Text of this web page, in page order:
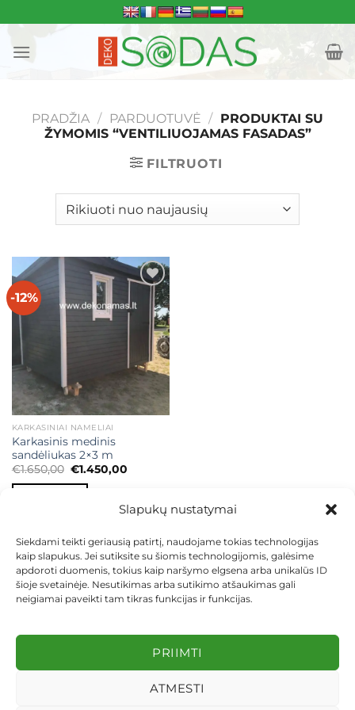
Slapukų nustatymai
Siekdami teikti geriausią patirtį, naudojame tokias technologijas
kaip slapukus. Jei sutiksite su šiomis technologijomis, galėsime
apdoroti duomenis, tokius kaip naršymo elgsena arba unikalūs ID
šioje svetainėje. Nesutikimas arba sutikimo atšaukimas gali
neigiamai paveikti tam tikras funkcijas ir funkcijas.
PRIIMTI
ATMESTI
to
content
PRADŽIA / PARDUOTUVĖ / PRODUKTAI SU
ŽYMOMIS “VENTILIUOJAMAS FASADAS”
FILTRUOTI
-12% Mėgstamiausias
KARKASINIAI NAMELIAI
Karkasinis medinis
sandėliukas 2×3 m
€1.650,00 Original
was:
€1.450,00Current
KEITIMAS IR GRĄŽINIMAS
PRIVATUMO POLITIKA
Visos teisės saugomos 2026 ©dekosodas.lt